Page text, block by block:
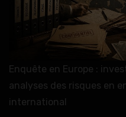
Enquête en Europe :
analyses des risques en
international